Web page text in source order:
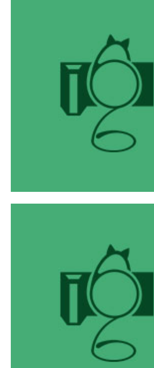
2017 年 3 月 26 日
初春的日常
2017 年 3 月 19 日